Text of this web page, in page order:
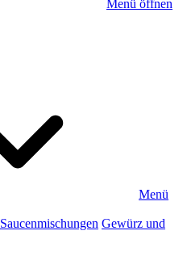
Menü öffnen
Menü
Saucenmischungen Gewürz und